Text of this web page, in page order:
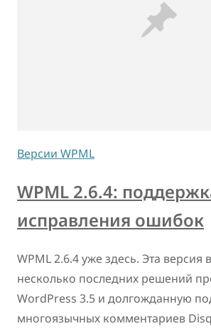
Версии WPML
WPML 2.6.4:
исправления ошибок
WPML 2.6.4 уже здесь. Эта версия
несколько последних решений
WordPress 3.5 и долгожданную
многоязычных комментариев